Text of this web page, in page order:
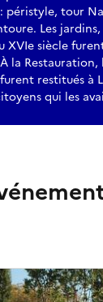
péristyle, tour
Les
XVIe siècle
la Restauration,
restitués à
qui les